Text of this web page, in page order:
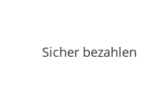
Sicher bezahlen